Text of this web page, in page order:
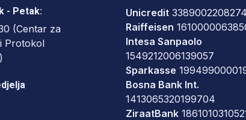
- Petak:
(Centar za
Protokol
Unicredit
Raiffeisen
Intesa Sanpaolo
1549212006139057
Sparkasse
Bosna Bank Int.
1413065320199704
ZiraatBank